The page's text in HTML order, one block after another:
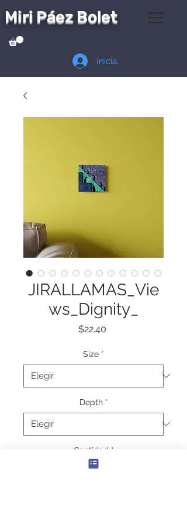
Miri Páez Bolet
Iniciar sesión
JIRALLAMAS_Vie
ws_Dignity_
$22.40Precio
Size *
Depth *
Cantidad *